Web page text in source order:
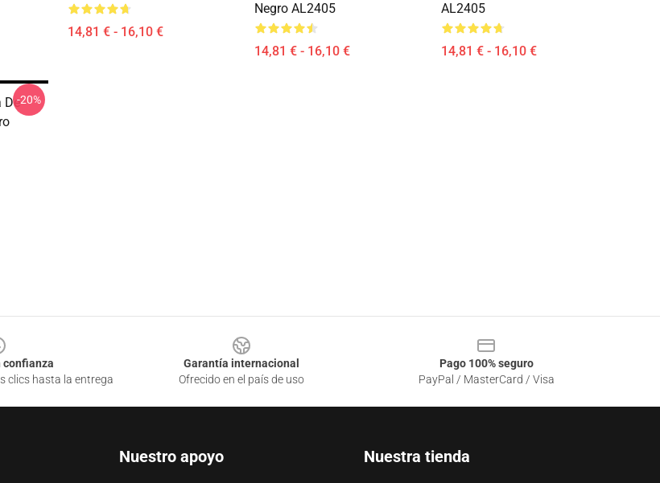
14,81 € - 16,10 €
Negro AL2405
14,81 € - 16,10 €
AL2405
14,81 € - 16,10 €
De-20%
confianza
clics hasta la entrega
Garantía internacional
Ofrecido en el país de uso
Pago 100% seguro
PayPal / MasterCard / Visa
Nuestro apoyo Nuestra tienda